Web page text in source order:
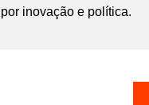
por inovação e política.